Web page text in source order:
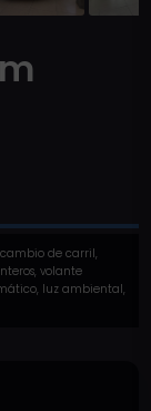
de carril,
volante
luz ambiental,